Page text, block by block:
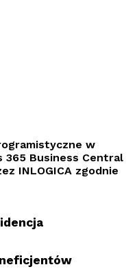
w
365 Business Central
INLOGICA zgodnie